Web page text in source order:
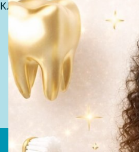
КЛИЕНТАМ
ГНАТОЛОГИЯ ТЕРАПИЯ